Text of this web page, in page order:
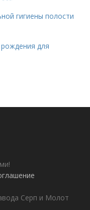
гигиены полости
для
Серп и Молот